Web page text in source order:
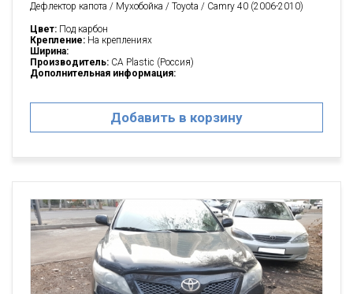
Дефлектор капота / Мухобойка / Toyota / Camry 40 (2006-2010)
Цвет: Под карбон
Крепление: На креплениях
Ширина:
Производитель: CA Plastic (Россия)
Дополнительная информация:
Добавить в корзину